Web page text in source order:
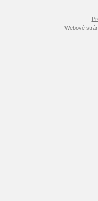
Webové